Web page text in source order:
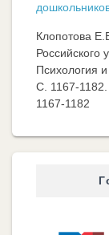
Клопотова
Российского
Психология
C. 1167-
1167-1182